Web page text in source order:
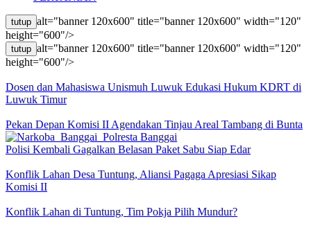
tutup alt="banner 120x600" title="banner 120x600" width="120"
height="600"/>
tutup alt="banner 120x600" title="banner 120x600" width="120"
height="600"/>
Dosen dan Mahasiswa Unismuh Luwuk Edukasi Hukum KDRT di
Luwuk Timur
Pekan Depan Komisi II Agendakan Tinjau Areal Tambang di Bunta
Polisi Kembali Gagalkan Belasan Paket Sabu Siap Edar
Konflik Lahan Desa Tuntung, Aliansi Pagaga Apresiasi Sikap
Komisi II
Konflik Lahan di Tuntung, Tim Pokja Pilih Mundur?